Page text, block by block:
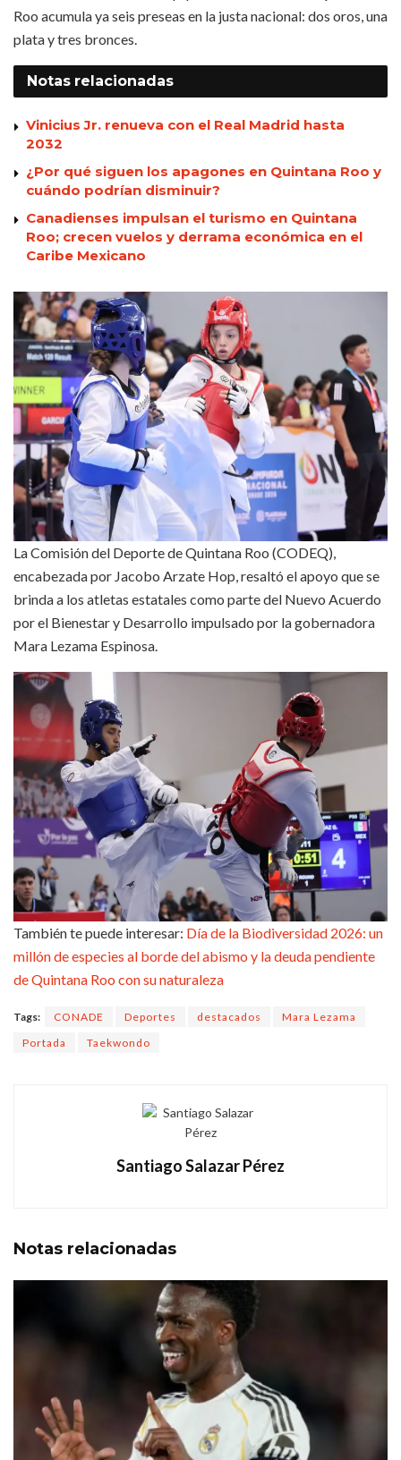
Roo acumula ya seis preseas en la justa nacional: dos oros, una
plata y tres bronces.
Notas relacionadas
Vinicius Jr. renueva con el Real Madrid hasta
2032
¿Por qué siguen los apagones en Quintana Roo y
cuándo podrían disminuir?
Canadienses impulsan el turismo en Quintana
Roo; crecen vuelos y derrama económica en el
Caribe Mexicano
La Comisión del Deporte de Quintana Roo (CODEQ),
encabezada por Jacobo Arzate Hop, resaltó el apoyo que se
brinda a los atletas estatales como parte del Nuevo Acuerdo
por el Bienestar y Desarrollo impulsado por la gobernadora
Mara Lezama Espinosa.
También te puede interesar: Día de la Biodiversidad 2026: un
millón de especies al borde del abismo y la deuda pendiente
de Quintana Roo con su naturaleza
Tags: CONADE Deportes destacados
Mara Lezama
Portada
Taekwondo
Santiago Salazar Pérez
Notas relacionadas